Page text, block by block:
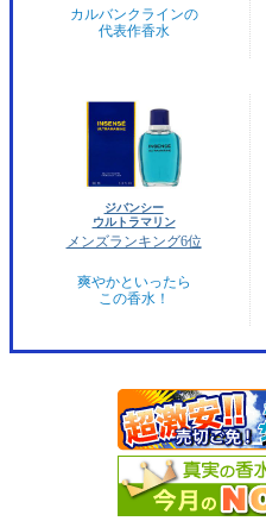
カルバンクラインの
代表作香水
ジバンシー
ウルトラマリン
メンズランキング6位
爽やかといったら
この香水！